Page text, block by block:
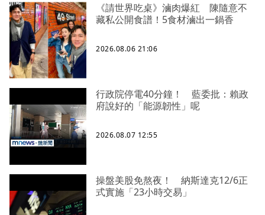
《請世界吃桌》滷肉爆紅 陳隨意不
藏私公開食譜！5食材滷出一鍋香
2026.08.06 21:06
行政院停電40分鐘！ 藍委批：賴政
府說好的「能源韌性」呢
2026.08.07 12:55
操盤美股免熬夜！ 納斯達克12/6正
式實施「23小時交易」